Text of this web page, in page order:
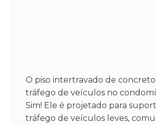
O piso intertravado de
tráfego de veículos no
Sim! Ele é projetado para
tráfego de veículos leves,